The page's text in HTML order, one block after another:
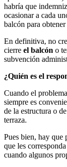
habría que
ocasionar a cada
balcón para
En definitiva, no
cierre el balcón o
subvención
¿Quién es el
Cuando el
siempre es
de la estructura o
terraza.
Pues bien, hay que
que les
cuando algunos